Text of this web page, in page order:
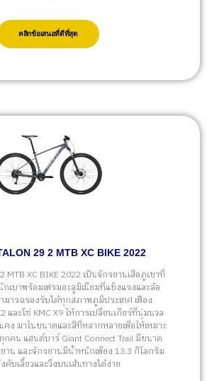
คลิกข้อเสนอที่ดีที่สุด
29 2 MTB XC BIKE 2022
MTB XC BIKE 2022 เป็นจักรยานเสือภูเขาที่
เบาพร้อมเฟรมอะลูมิเนียมที่แข็งแรงและล้อ
มารถรองรับได้ทุกสภาพภูมิประเทศ เฟือง
และโซ่ KMC X9 ให้การเปลี่ยนเกียร์ที่นุ่มนวล
คง มาในขนาดและสีที่หลากหลายเพื่อให้เหมาะ
คน แฮนด์บาร์ Giant Connect Trail มีขนาด
น และจักรยานมีน้ำหนักเพียง 13.3 กิโลกรัม
คับเลี้ยวและวิ่งบนเส้นทางได้ง่าย